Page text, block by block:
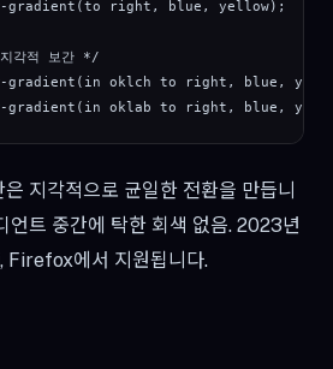
gradient(to right, blue, yellow);
각적 보간 */
gradient(in oklch to right, blue,
gradient(in oklab to right, blue,
은 지각적으로 균일한 전환을 만듭니
트 중간에 탁한 회색 없음. 2023년
에서 지원됩니다.